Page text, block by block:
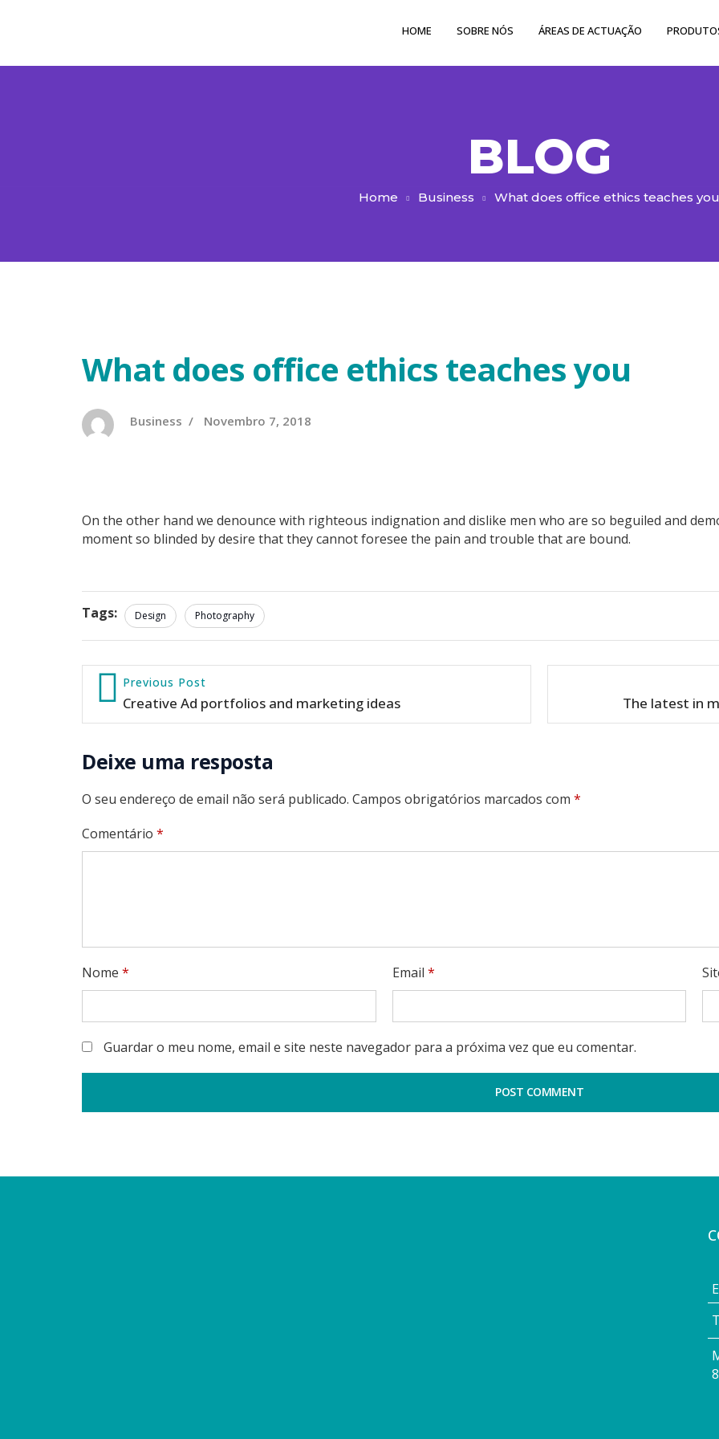
HOME SOBRE NÓS ÁREAS DE ACTUAÇÃO
BLOG
Home Business What does office ethics teaches you
What does office ethics teaches you
Business
V
s
Novembro 7, 2018
On the other hand we denounce with righteous indignation and dislike men who are so beguiled and
moment so blinded by desire that they cannot foresee the pain and trouble that are bound.
Tags: Design Photography
Previous Post
Creative Ad portfolios and marketing ideas The latest in
Deixe uma resposta
O seu endereço de email não será publicado. Campos obrigatórios marcados com *
Comentário *
Nome * Email *
Guardar o meu nome, email e site neste navegador para a próxima vez que eu comentar.
POST COMMENT